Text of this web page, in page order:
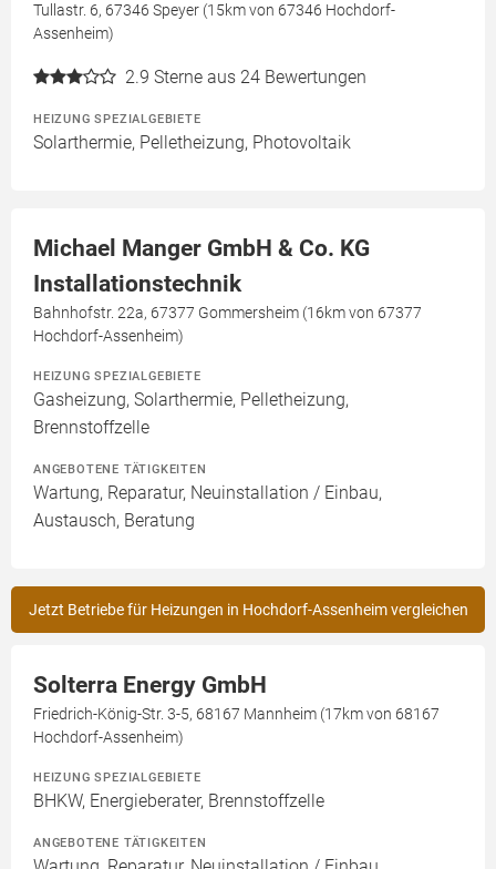
Tullastr. 6, 67346 Speyer (15km von 67346 Hochdorf-
Assenheim)
2.9 Sterne aus 24 Bewertungen
HEIZUNG SPEZIALGEBIETE
Solarthermie, Pelletheizung, Photovoltaik
Michael Manger GmbH & Co. KG
Installationstechnik
Bahnhofstr. 22a, 67377 Gommersheim (16km von 67377
Hochdorf-Assenheim)
HEIZUNG SPEZIALGEBIETE
Gasheizung, Solarthermie, Pelletheizung,
Brennstoffzelle
ANGEBOTENE TÄTIGKEITEN
Wartung, Reparatur, Neuinstallation / Einbau,
Austausch, Beratung
Jetzt Betriebe für Heizungen in Hochdorf-Assenheim vergleichen
Solterra Energy GmbH
Friedrich-König-Str. 3-5, 68167 Mannheim (17km von 68167
Hochdorf-Assenheim)
HEIZUNG SPEZIALGEBIETE
BHKW, Energieberater, Brennstoffzelle
ANGEBOTENE TÄTIGKEITEN